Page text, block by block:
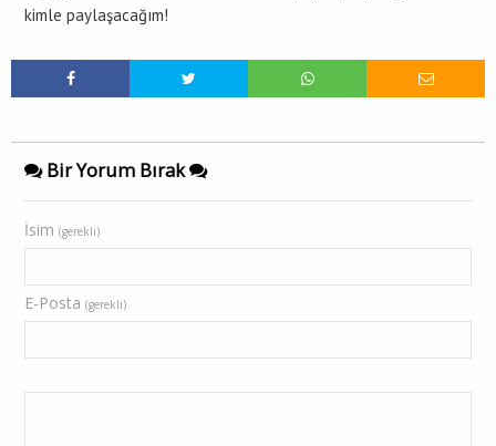
kimle paylaşacağım!
Bir Yorum Bırak
İsim (gerekli)
E-Posta (gerekli)